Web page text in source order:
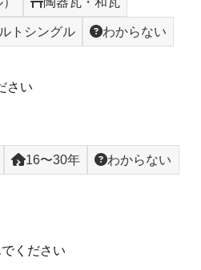
トシングル わからない
さい
16〜30年 わからない
ください